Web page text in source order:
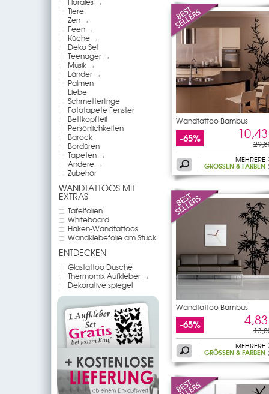
Tiere
Zen →
Feen →
Küche →
Deko Set
Teenager →
Musik →
Länder →
Palmen
Liebe
Schmetterlinge
Fototapete Fenster
Bettkopfteil
Persönlichkeiten
Barock
Bordüren
Tapeten →
Andere →
Zubehör
WANDTATTOOS MIT
EXTRAS
Tafelfolien
Whiteboard
Haken-Wandtattoos
Wandklebefolie am Stück
ENTDECKEN
Glastattoo Dusche
Thermomix Aufkleber →
Dekorative spiegel
Wandtattoo Bambus
-65%
MEHRERE
GRÖSSEN & FARBEN
Wandtattoo Bambus
-65%
MEHRERE
GRÖSSEN & FARBEN